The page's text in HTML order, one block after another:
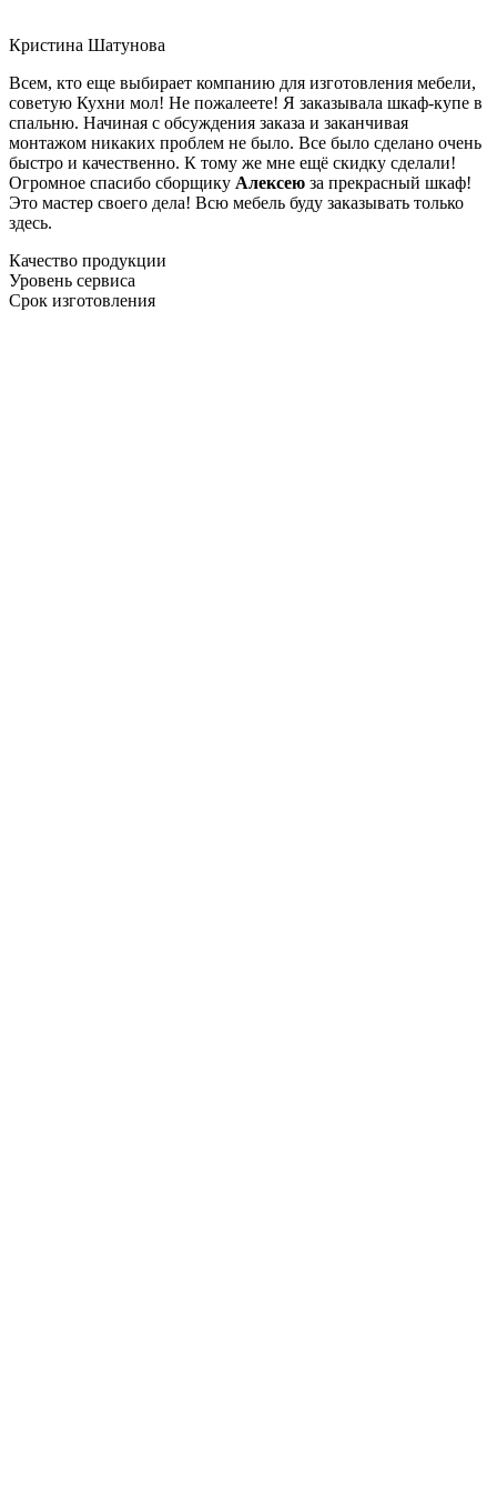
Кристина Шатунова
Всем, кто еще выбирает компанию для изготовления мебели,
советую Кухни мол! Не пожалеете! Я заказывала шкаф-купе в
спальню. Начиная с обсуждения заказа и заканчивая
монтажом никаких проблем не было. Все было сделано очень
быстро и качественно. К тому же мне ещё скидку сделали!
Огромное спасибо сборщику Алексею за прекрасный шкаф!
Это мастер своего дела! Всю мебель буду заказывать только
здесь.
Качество продукции
Уровень сервиса
Срок изготовления